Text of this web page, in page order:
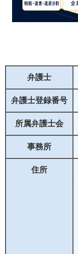
弁護士
弁護士登録番号
所属弁護士会
事務所
住所